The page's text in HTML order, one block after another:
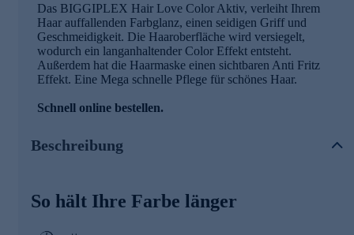
Das BIGGIPLEX Hair Love Color Aktiv, verleiht Ihrem
Haar auffallenden Farbglanz, einen seidigen Griff und
Geschmeidigkeit. Die Haaroberfläche wird versiegelt,
wodurch ein langanhaltender Color Effekt entsteht.
Außerdem hat die Haarmaske einen sichtbaren Anti Fritz
Effekt. Eine Mega schnelle Pflege für schönes Haar.
Schnell online bestellen.
Beschreibung
So hält Ihre Farbe länger